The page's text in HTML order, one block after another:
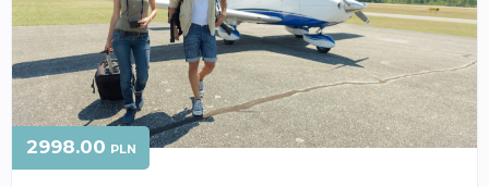
2998.00 PLN